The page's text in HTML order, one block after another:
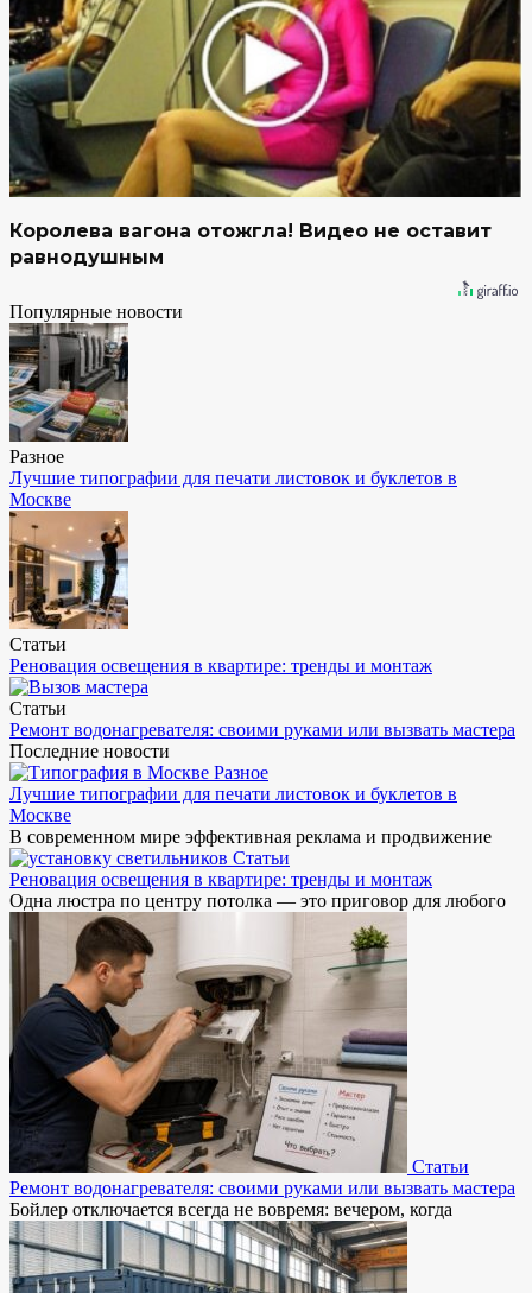
Королева вагона отожгла! Видео не оставит
равнодушным
Популярные новости
Разное
Лучшие типографии для печати листовок и буклетов в
Москве
Статьи
Реновация освещения в квартире: тренды и монтаж
Статьи
Ремонт водонагревателя: своими руками или вызвать мастера
Последние новости
Разное
Лучшие типографии для печати листовок и буклетов в
Москве
В современном мире эффективная реклама и продвижение
Статьи
Реновация освещения в квартире: тренды и монтаж
Одна люстра по центру потолка — это приговор для любого
Статьи
Ремонт водонагревателя: своими руками или вызвать мастера
Бойлер отключается всегда не вовремя: вечером, когда